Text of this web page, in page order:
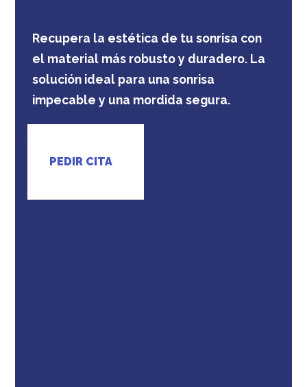
Recupera la estética de tu sonrisa con
el material más robusto y duradero. La
solución ideal para una sonrisa
impecable y una mordida segura.
PEDIR CITA